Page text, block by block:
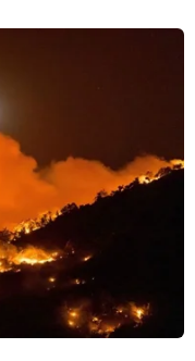
vì đại dịch